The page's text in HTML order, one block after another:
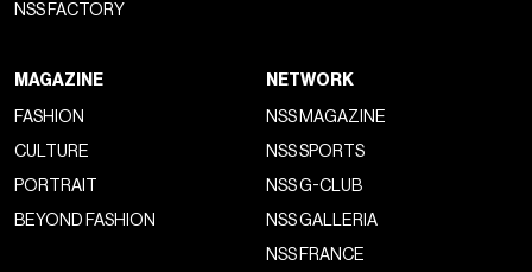
NSS FACTORY
MAGAZINE
FASHION
CULTURE
PORTRAIT
BEYOND FASHION
NETWORK
NSS MAGAZINE
NSS SPORTS
NSS G-CLUB
NSS GALLERIA
NSS FRANCE